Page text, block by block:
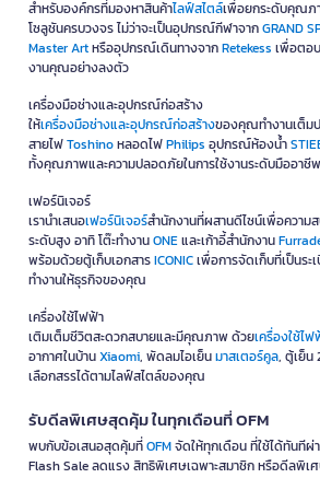
สำหรับองค์กรที่มองหาสินค้าไลฟ์สไตล์เพื่อยกระดับคุณภ
โซลูชันครบวงจร ไม่ว่าจะเป็นอุปกรณ์กีฬาจากGRAND
Master Artหรืออุปกรณ์เดินทางจากRetekess เพื่อตอ
งานคุณอย่างลงตัว
เครื่องมือช่างและอุปกรณ์ก่อสร้าง
ให้เครื่องมือช่างและอุปกรณ์ก่อสร้างของคุณทำงานเต็ม
สายไฟToshinoหลอดไฟPhilips อุปกรณ์ห้องน้ำ
ทั้งคุณภาพและความปลอดภัยในการใช้งานระดับมืออาชีพ
เฟอร์นิเจอร์
เรานำเสนอเฟอร์นิเจอร์สำนักงานที่ผสานดีไซน์เพื่อความ
ระดับสูง อาทิ โต๊ะทำงานONEและเก้าอี้สำนักงาน
พร้อมด้วยตู้เก็บเอกสารICONICเพื่อการจัดเก็บที่เป็นระ
ทำงานให้ธุรกิจของคุณ
เครื่องใช้ไฟฟ้า
เติมเต็มชีวิตสะดวกสบายและมีคุณภาพ ด้วยเครื่องใช้ไฟ
อากาศในบ้านXiaomi, พัดลมไอเย็นมาสเตอร์คูล, ตู้เย็น
เลือกสรรได้ตามไลฟ์สไตล์ของคุณ
รับดีลพิเศษสุดคุ้ม ในทุกเดือนที่ OFM
พบกับข้อเสนอสุดคุ้มที่OFMจัดให้ทุกเดือน ที่ใช้ได้ทันทีผ่
Flash Sale ลดแรง สิทธิพิเศษเฉพาะสมาชิก หรือดีลพิเ